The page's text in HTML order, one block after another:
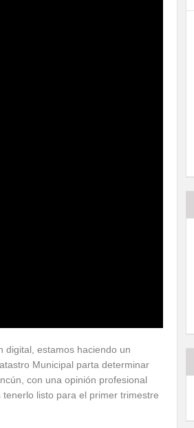
digital, estamos haciendo un
Municipal parta determinar
con una opinión profesional
listo para el primer trimestre